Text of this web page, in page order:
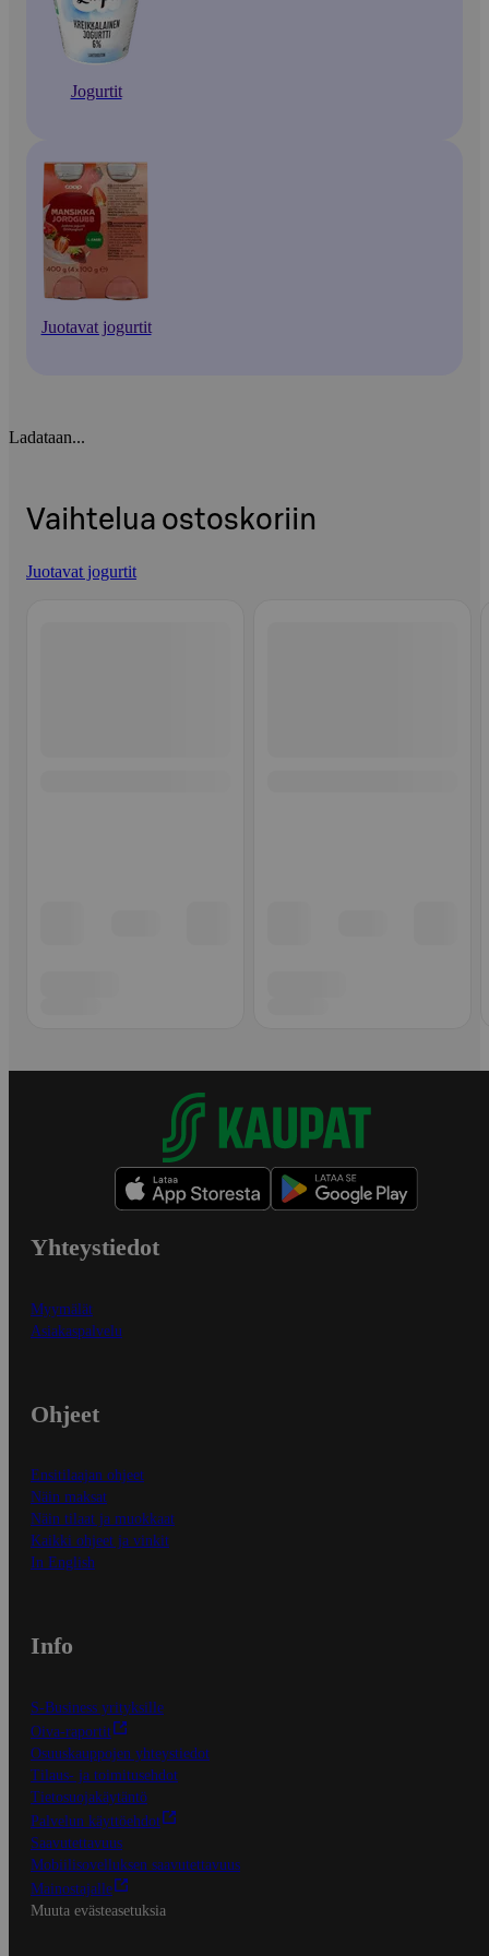
Jogurtit
Juotavat jogurtit
Ladataan...
Vaihtelua ostoskoriin
Juotavat jogurtit
Yhteystiedot
Myymälät
Asiakaspalvelu
Ohjeet
Ensitilaajan ohjeet
Näin maksat
Näin tilaat ja muokkaat
Kaikki ohjeet ja vinkit
In English
Info
S-Business yrityksille
Oiva-raportit
Osuuskauppojen yhteystiedot
Tilaus- ja toimitusehdot
Tietosuojakäytäntö
Palvelun käyttöehdot
Saavutettavuus
Mobiilisovelluksen saavutettavuus
Mainostajalle
Muuta evästeasetuksia